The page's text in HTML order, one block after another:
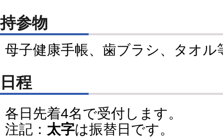
持参物
母子健康手帳、歯ブラシ、タオル
日程
各日先着4名で受付します。
注記： 太字は振替日です。